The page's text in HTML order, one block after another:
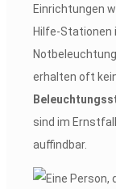
Einrichtungen
Hilfe-Stationen
erhalten oft
sind im
auffindbar.